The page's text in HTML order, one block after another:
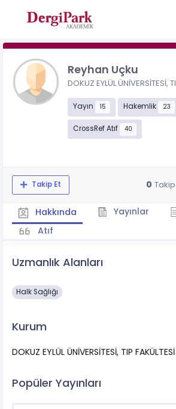
Reyhan Uçku
DOKUZ EYLÜL ÜNİVERSİTESİ,
Yayın 15 Hakemlik 23
CrossRef Atıf 40
Takip Et 0
Hakkında Yayınlar
Atıf
Uzmanlık Alanları
Halk Sağlığı
Kurum
DOKUZ EYLÜL ÜNİVERSİTESİ, TIP FAKÜLTESİ
Popüler Yayınları